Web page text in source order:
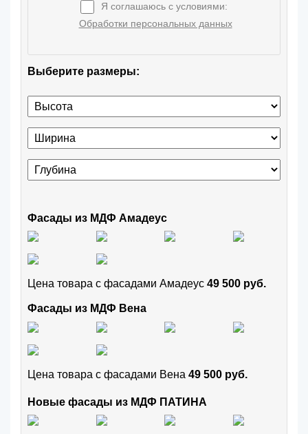
Я соглашаюсь с условиями:
Обработки персональных данных
Выберите размеры:
Фасады из МДФ Амадеус
Цена товара с фасадами Амадеус 49 500 руб.
Фасады из МДФ Вена
Цена товара с фасадами Вена 49 500 руб.
Новые фасады из МДФ ПАТИНА